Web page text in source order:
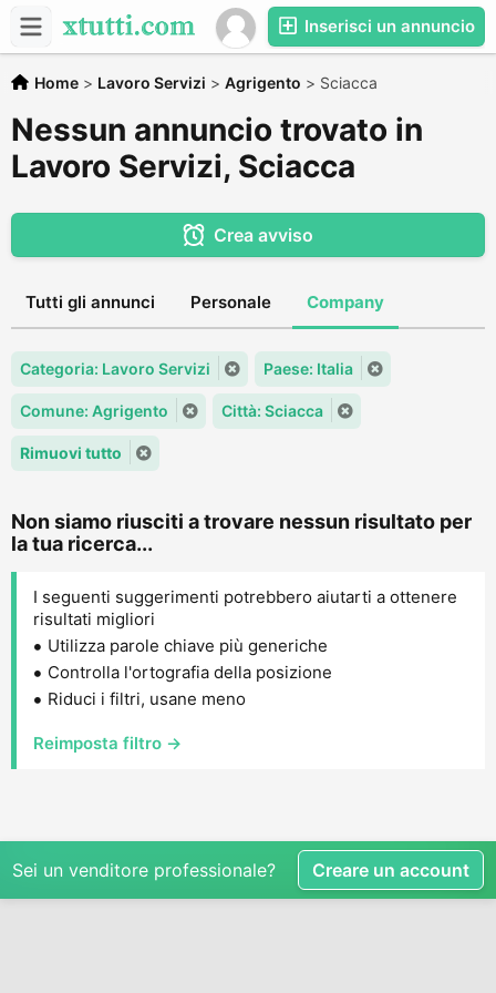
Inserisci un annuncio
Home > Lavoro Servizi > Agrigento > Sciacca
Nessun annuncio trovato in
Lavoro Servizi, Sciacca
Crea avviso
Tutti gli annunci Personale Company
Categoria: Lavoro Servizi Paese: Italia
Comune: Agrigento Città: Sciacca
Rimuovi tutto
Non siamo riusciti a trovare nessun risultato per
la tua ricerca...
I seguenti suggerimenti potrebbero aiutarti a ottenere
risultati migliori
Utilizza parole chiave più generiche
Controlla l'ortografia della posizione
Riduci i filtri, usane meno
Reimposta filtro →
Sei un venditore professionale? Creare un account